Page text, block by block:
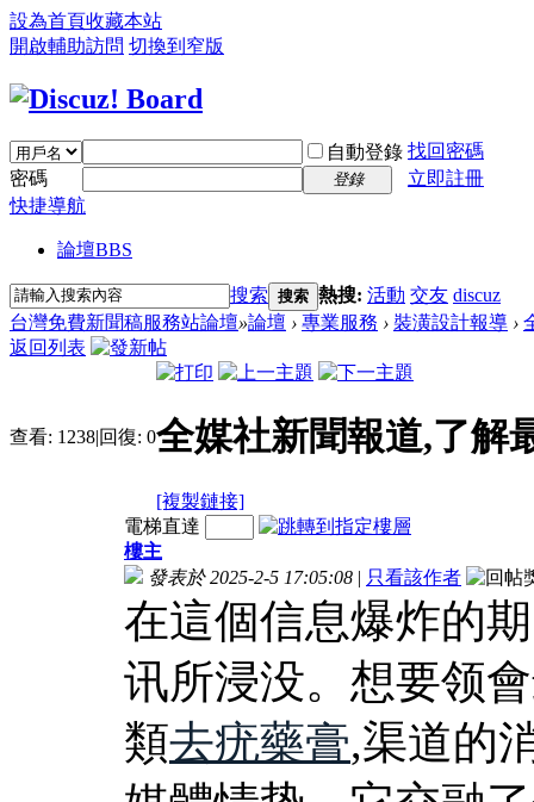
設為首頁收藏本站
開啟輔助訪問 切換到窄版
自動登錄 找回密碼
密碼
登錄
立即註冊
快捷導航
論壇BBS
搜索 搜索 熱搜: 活動 交友 discuz
台灣免費新聞稿服務站論壇»論壇 › 專業服務 › 裝潢設計報導 ›
返回列表
查看: 1238|回復: 0全媒社新聞報道,了解
[複製鏈接]
電梯直達
樓主
發表於 2025-2-5 17:05:08 | 只看該作者
在這個信息爆炸的
讯所浸没。想要领
類去疣藥膏,渠道的